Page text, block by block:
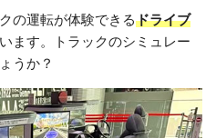
の運転が体験できるドライブ
ます。トラックのシミュレー
うか？